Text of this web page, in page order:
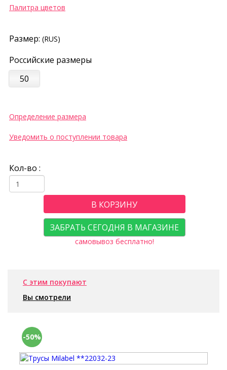
Палитра цветов
Размер: (RUS)
Российские размеры
50
Определение размера
Уведомить о поступлении товара
Кол-во :
В КОРЗИНУ
ЗАБРАТЬ СЕГОДНЯ В МАГАЗИНЕ
самовывоз бесплатно!
С этим покупают
Вы смотрели
-50%